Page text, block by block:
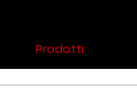
Prodotti